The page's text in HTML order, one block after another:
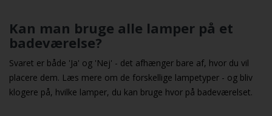
Kan man bruge alle lamper på et
badeværelse?
Svaret er både 'Ja' og 'Nej' - det afhænger bare af, hvor du vil
placere dem. Læs mere om de forskellige lampetyper - og bliv
klogere på, hvilke lamper, du kan bruge hvor på badeværelset.